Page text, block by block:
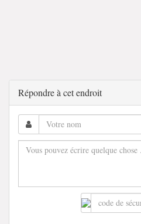
Répondre à cet endroit